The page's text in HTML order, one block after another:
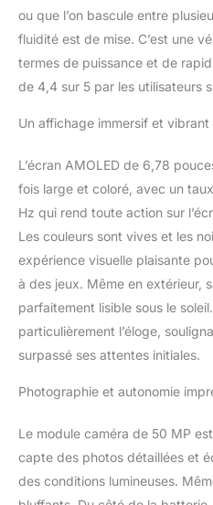
de Realme pour
yeux Batterie de 6500
Pro est équipé d’une
mAh, équivalente à
typique),smartphone
100 % en 37 minutes.
le smartphone realme
portable prend en
est IP69, le système du
sur Android 15
ou que l’on bascule entre
fluidité est de mise. C’est une
termes de puissance et de
de 4,4 sur 5 par les utilisateurs
Un affichage immersif et vibrant
L’écran AMOLED de 6,78
fois large et coloré, avec un
Hz qui rend toute action sur
Les couleurs sont vives et les
expérience visuelle plaisante
à des jeux. Même en extérieur,
parfaitement lisible sous le
particulièrement l’éloge,
surpassé ses attentes initiales.
Photographie et autonomie
Le module caméra de 50 MP
capte des photos détaillées et
des conditions lumineuses.